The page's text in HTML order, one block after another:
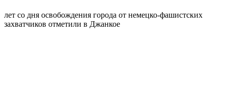
лет со дня освобождения города от немецко-фашистских
захватчиков отметили в Джанкое